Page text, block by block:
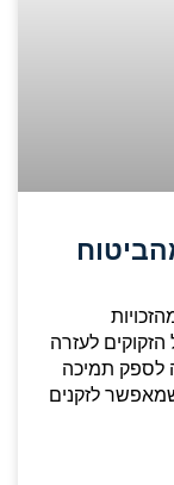
לעזרה
לספק תמיכה
שמאפשר לזקנים